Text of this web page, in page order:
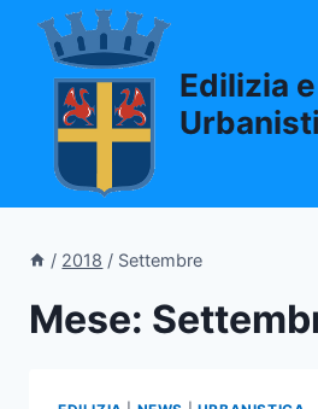
Salta
contenuto
Edilizia e
/ 2018 / Settembre
Mese: